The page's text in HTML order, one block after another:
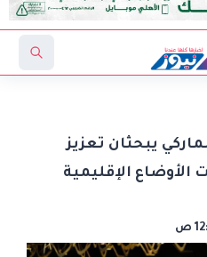
يبحثان تعزيز
الأوضاع الإقليمية